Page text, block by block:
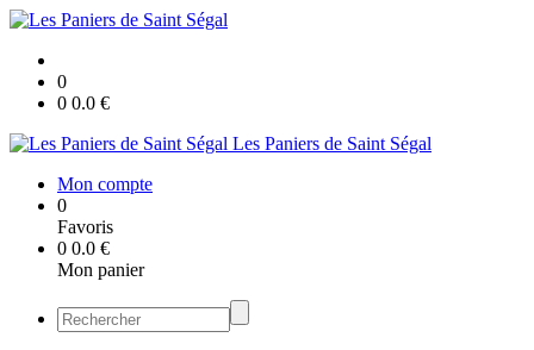
0
0 0.0 €
Les Paniers de Saint Ségal
Mon compte
0
Favoris
0 0.0 €
Mon panier